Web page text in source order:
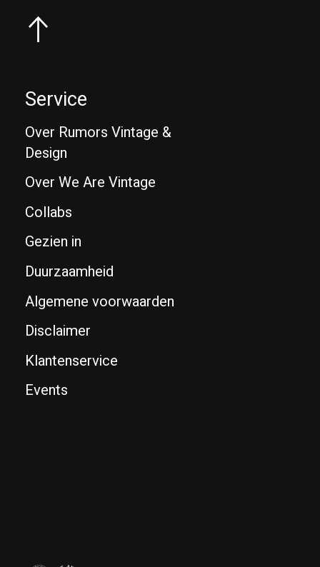
Service
Over Rumors Vintage &
Design
Over We Are Vintage
Collabs
Gezien in
Duurzaamheid
Algemene voorwaarden
Disclaimer
Klantenservice
Events